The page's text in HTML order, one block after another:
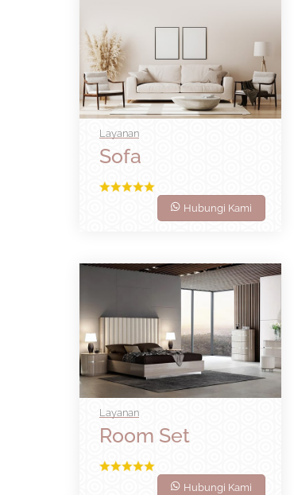
Layanan
Sofa
Hubungi Kami
Layanan
Room Set
Hubungi Kami